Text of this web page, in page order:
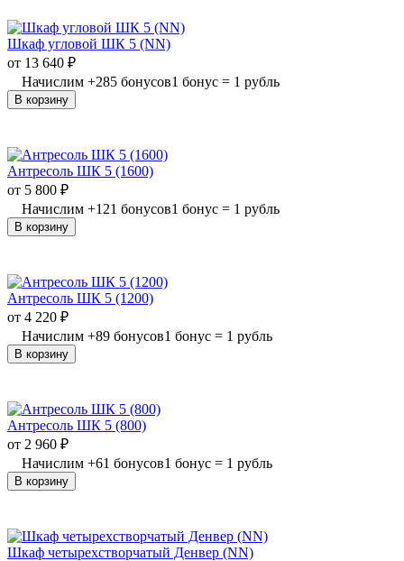
Шкаф угловой ШК 5 (NN)
от 13 640 ₽
Начислим +285 бонусов1 бонус = 1 рубль
В корзину
Антресоль ШК 5 (1600)
от 5 800 ₽
Начислим +121 бонусов1 бонус = 1 рубль
В корзину
Антресоль ШК 5 (1200)
от 4 220 ₽
Начислим +89 бонусов1 бонус = 1 рубль
В корзину
Антресоль ШК 5 (800)
от 2 960 ₽
Начислим +61 бонусов1 бонус = 1 рубль
В корзину
Шкаф четырехстворчатый Денвер (NN)